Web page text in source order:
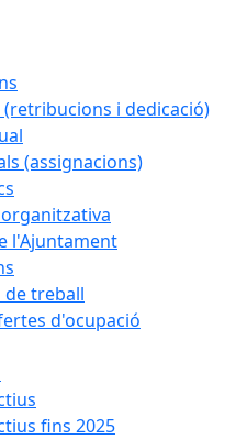
(retribucions i dedicació)
(assignacions)
l'Ajuntament
de treball
d'ocupació
fins 2025